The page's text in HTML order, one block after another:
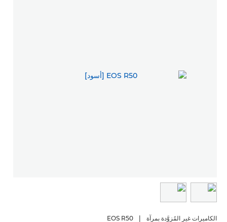
الكاميرات غير المُزوَّدة بمرآة EOS R50